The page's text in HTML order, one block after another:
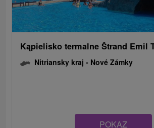
Kąpielisko termalne Štrand Emil
Nitriansky kraj - Nové Zámky
POKAZ